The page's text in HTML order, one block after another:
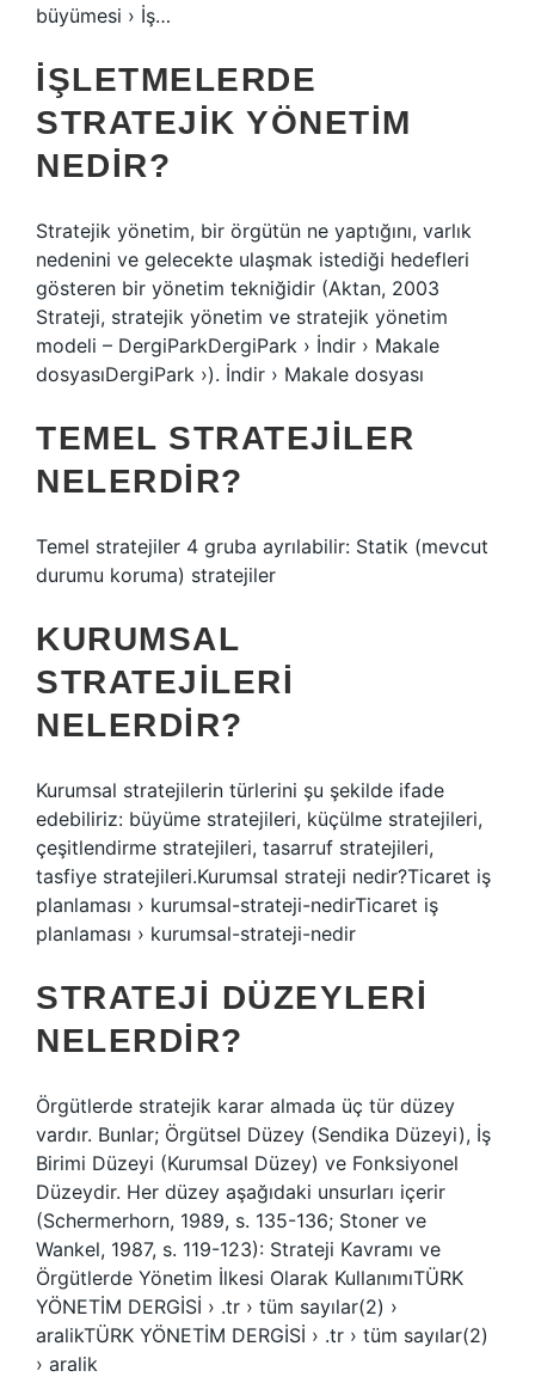
büyümesi › İş…
İŞLETMELERDE
STRATEJIK YÖNETIM
NEDIR?
Stratejik yönetim, bir örgütün ne yaptığını, varlık
nedenini ve gelecekte ulaşmak istediği hedefleri
gösteren bir yönetim tekniğidir (Aktan, 2003
Strateji, stratejik yönetim ve stratejik yönetim
modeli – DergiParkDergiPark › İndir › Makale
dosyasıDergiPark ›). İndir › Makale dosyası
TEMEL STRATEJILER
NELERDIR?
Temel stratejiler 4 gruba ayrılabilir: Statik (mevcut
durumu koruma) stratejiler
KURUMSAL
STRATEJILERI
NELERDIR?
Kurumsal stratejilerin türlerini şu şekilde ifade
edebiliriz: büyüme stratejileri, küçülme stratejileri,
çeşitlendirme stratejileri, tasarruf stratejileri,
tasfiye stratejileri.Kurumsal strateji nedir?Ticaret iş
planlaması › kurumsal-strateji-nedirTicaret iş
planlaması › kurumsal-strateji-nedir
STRATEJI DÜZEYLERI
NELERDIR?
Örgütlerde stratejik karar almada üç tür düzey
vardır. Bunlar; Örgütsel Düzey (Sendika Düzeyi), İş
Birimi Düzeyi (Kurumsal Düzey) ve Fonksiyonel
Düzeydir. Her düzey aşağıdaki unsurları içerir
(Schermerhorn, 1989, s. 135-136; Stoner ve
Wankel, 1987, s. 119-123): Strateji Kavramı ve
Örgütlerde Yönetim İlkesi Olarak KullanımıTÜRK
YÖNETİM DERGİSİ › .tr › tüm sayılar(2) ›
aralikTÜRK YÖNETİM DERGİSİ › .tr › tüm sayılar(2)
› aralik